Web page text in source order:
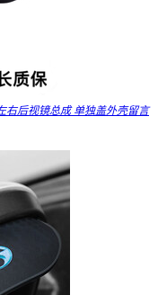
右后视镜总成 单独盖外壳留言